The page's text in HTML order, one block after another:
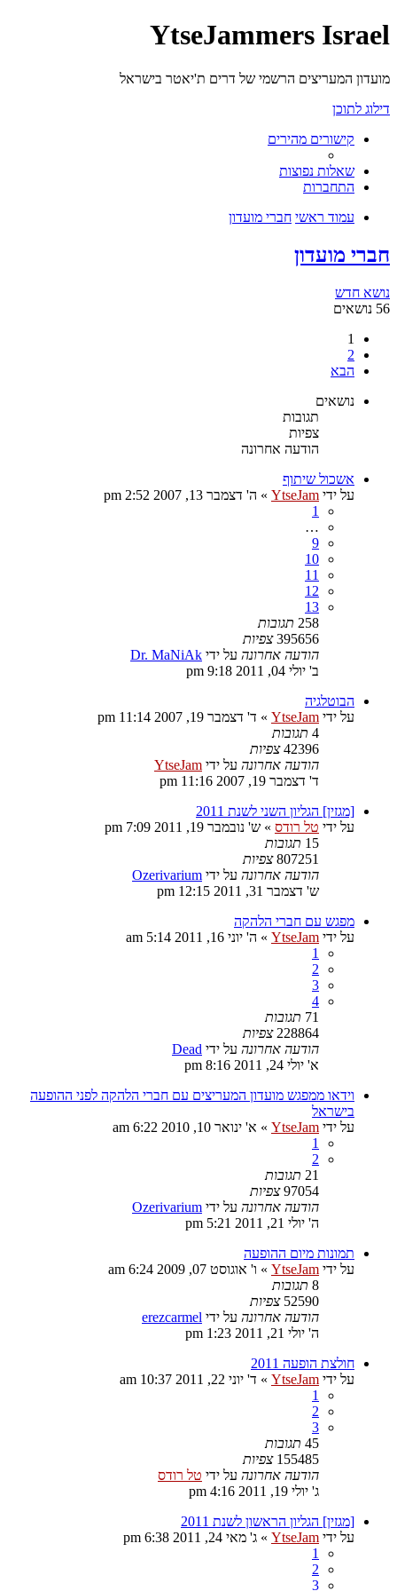
YtseJammers Israel
מועדון המעריצים הרשמי של דרים ת'יאטר בישראל
דילוג לתוכן
קישורים מהירים
שאלות נפוצות
התחברות
עמוד ראשי חברי מועדון
חברי מועדון
נושא חדש
56 נושאים
1
2
הבא
נושאים
תגובות
צפיות
הודעה אחרונה
אשכול שיתוף
על ידי YtseJam
» ה' דצמבר 13, 2007 2:52 pm
1
…
9
10
11
12
13
258 תגובות
395656 צפיות
הודעה אחרונה על ידי Dr. MaNiAk
ב' יולי 04, 2011 9:18 pm
הבוטלגיה
על ידי YtseJam
» ד' דצמבר 19, 2007 11:14 pm
4 תגובות
42396 צפיות
הודעה אחרונה על ידי YtseJam
ד' דצמבר 19, 2007 11:16 pm
[מגזין] הגליון השני לשנת 2011
על ידי טל רודס » ש' נובמבר 19, 2011 7:09 pm
15 תגובות
807251 צפיות
הודעה אחרונה על ידי Ozerivarium
ש' דצמבר 31, 2011 12:15 pm
מפגש עם חברי הלהקה
על ידי YtseJam
» ה' יוני 16, 2011 5:14 am
1
2
3
4
71 תגובות
228864 צפיות
הודעה אחרונה על ידי Dead
א' יולי 24, 2011 8:16 pm
וידאו ממפגש מועדון המעריצים עם חברי הלהקה לפני ההופעה
בישראל
על ידי YtseJam
» א' ינואר 10, 2010 6:22 am
1
2
21 תגובות
97054 צפיות
הודעה אחרונה על ידי Ozerivarium
ה' יולי 21, 2011 5:21 pm
תמונות מיום ההופעה
על ידי YtseJam
» ו' אוגוסט 07, 2009 6:24 am
8 תגובות
52590 צפיות
הודעה אחרונה על ידי erezcarmel
ה' יולי 21, 2011 1:23 pm
חולצת הופעה 2011
על ידי YtseJam
» ד' יוני 22, 2011 10:37 am
1
2
3
45 תגובות
155485 צפיות
הודעה אחרונה על ידי טל רודס
ג' יולי 19, 2011 4:16 pm
[מגזין] הגליון הראשון לשנת 2011
על ידי YtseJam
» ג' מאי 24, 2011 6:38 pm
1
2
3